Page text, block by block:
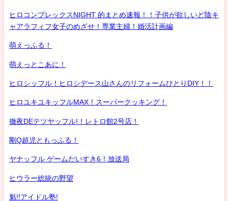
ヒロコンプレックスNIGHT 的まとめ速報！！子供が欲しいど陰キ
ャアラフィフ女子のめざせ！専業主婦！婚活計画編
萌えっふる！
萌えっとこあに！
ヒロシッフル！ヒロシデース山さんのリフォームひとりDIY！！
ヒロユキユキッフルMAX！スーパークッキング！
徹夜DEテツヤッフル!！レトロ館2号店！
剛Q超児ともっふる！
ヤナッフル ゲームだいすき6！放送局
ヒウラー総統の野望
魁!!アイドル塾!